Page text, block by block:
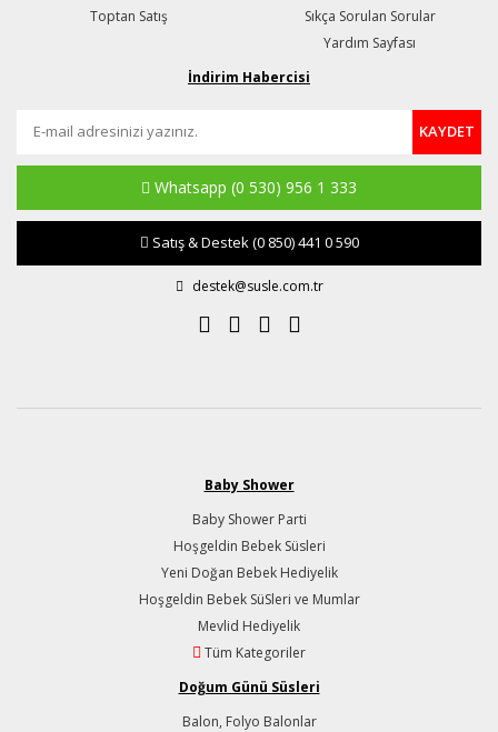
Toptan Satış
Sıkça Sorulan Sorular
Yardım Sayfası
İndirim Habercisi
KAYDET
Whatsapp (0 530) 956 1 333
Satış & Destek(0 850) 441 0 590
destek@susle.com.tr
Baby Shower
Baby Shower Parti
Hoşgeldin Bebek Süsleri
Yeni Doğan Bebek Hediyelik
Hoşgeldin Bebek SüSleri ve Mumlar
Mevlid Hediyelik
Tüm Kategoriler
Doğum Günü Süsleri
Balon, Folyo Balonlar